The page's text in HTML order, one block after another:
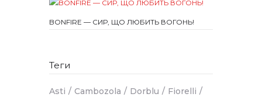
BONFIRE — СИР, ЩО ЛЮБИТЬ ВОГОНЬ!
Теги
Asti Cambozola Dorblu
Fiorelli